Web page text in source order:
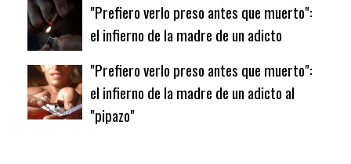
"Prefiero verlo preso antes que muerto":
el infierno de la madre de un adicto
"Prefiero verlo preso antes que muerto":
el infierno de la madre de un adicto al
"pipazo"